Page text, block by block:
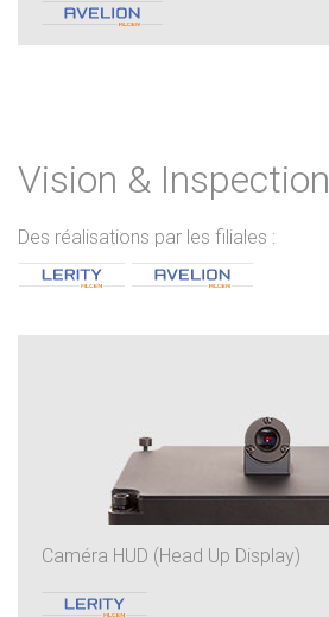
Vision & Inspection
Des réalisations par les filiales :
Caméra HUD (Head Up Display)